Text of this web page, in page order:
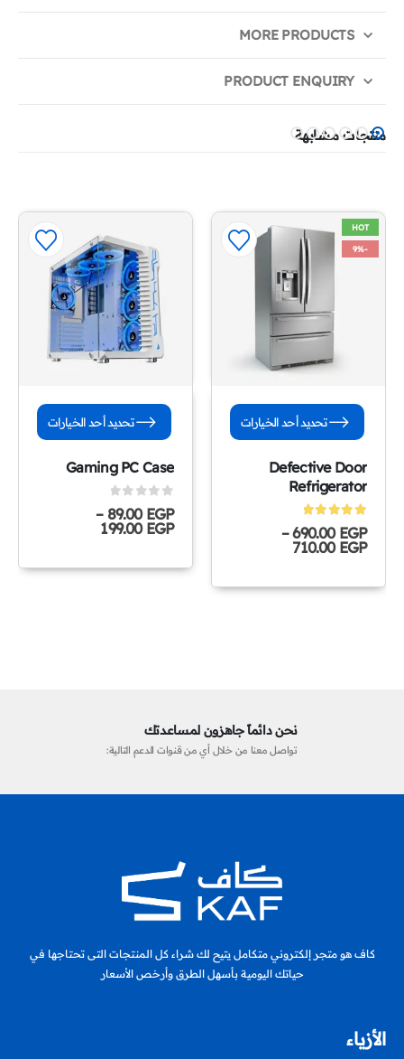
MORE PRODUCTS
PRODUCT ENQUIRY
منتجات مشابهة
HOT
-9%
تحديد أحد الخيارات
Defective Door
Refrigerator
5.00
out of 5
690.00EGP
–
710.00EGP
تحديد أحد الخيارات
Gaming PC Case
0
out of 5
89.00EGP
–
199.00EGP
نحن دائماً جاهزون لمساعدتك
تواصل معنا من خلال أي من قنوات الدعم التالية:
كاف هو متجر إلكتروني متكامل يتيح لك شراء كل المنتجات التى تحتاجها في
حياتك اليومية بأسهل الطرق وأرخص الأسعار
الأزياء